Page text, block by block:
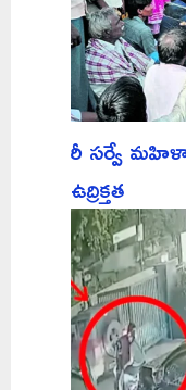
రీ సర్వే మహిళా
ఉద్రిక్తత